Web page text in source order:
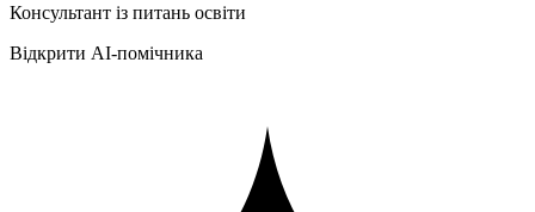
Консультант із питань освіти
Відкрити AI-помічника